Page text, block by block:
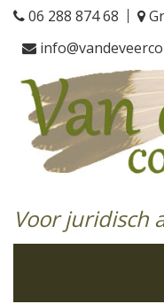
06 288 874 68
Voor juridisch